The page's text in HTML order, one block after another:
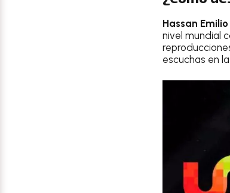
Hassan
nivel mundial
escuchas en